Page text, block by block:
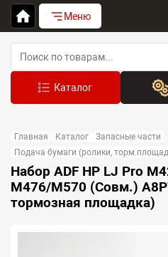
Меню
Сначала
Главная Каталог
Запасные части
Подача бумаги (ролики,
Набор ADF HP LJ Pro
M476/M570 (Совм.)
тормозная площадка)